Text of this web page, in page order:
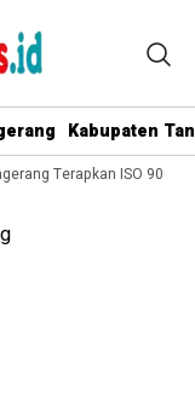
Kabupaten
Terapkan ISO